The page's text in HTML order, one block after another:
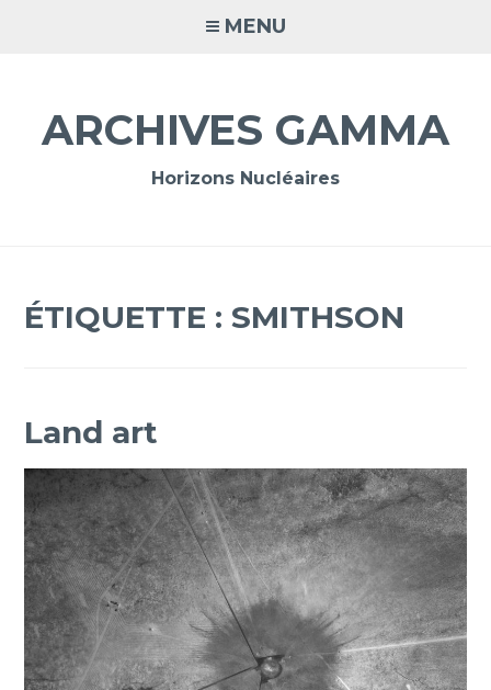
MENU
ARCHIVES GAMMA
Horizons Nucléaires
ÉTIQUETTE :SMITHSON
Land art